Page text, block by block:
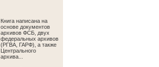
Книга написана на
основе документов
архивов ФСБ, двух
федеральных архивов
(РГВА, ГАРФ), а также
Центрального
архива...